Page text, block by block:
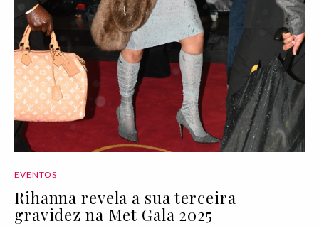
EVENTOS
Rihanna revela a sua terceira
gravidez na Met Gala 2025